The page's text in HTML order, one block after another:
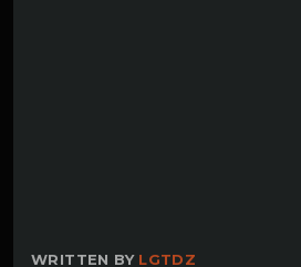
WRITTEN BY LGTDZ